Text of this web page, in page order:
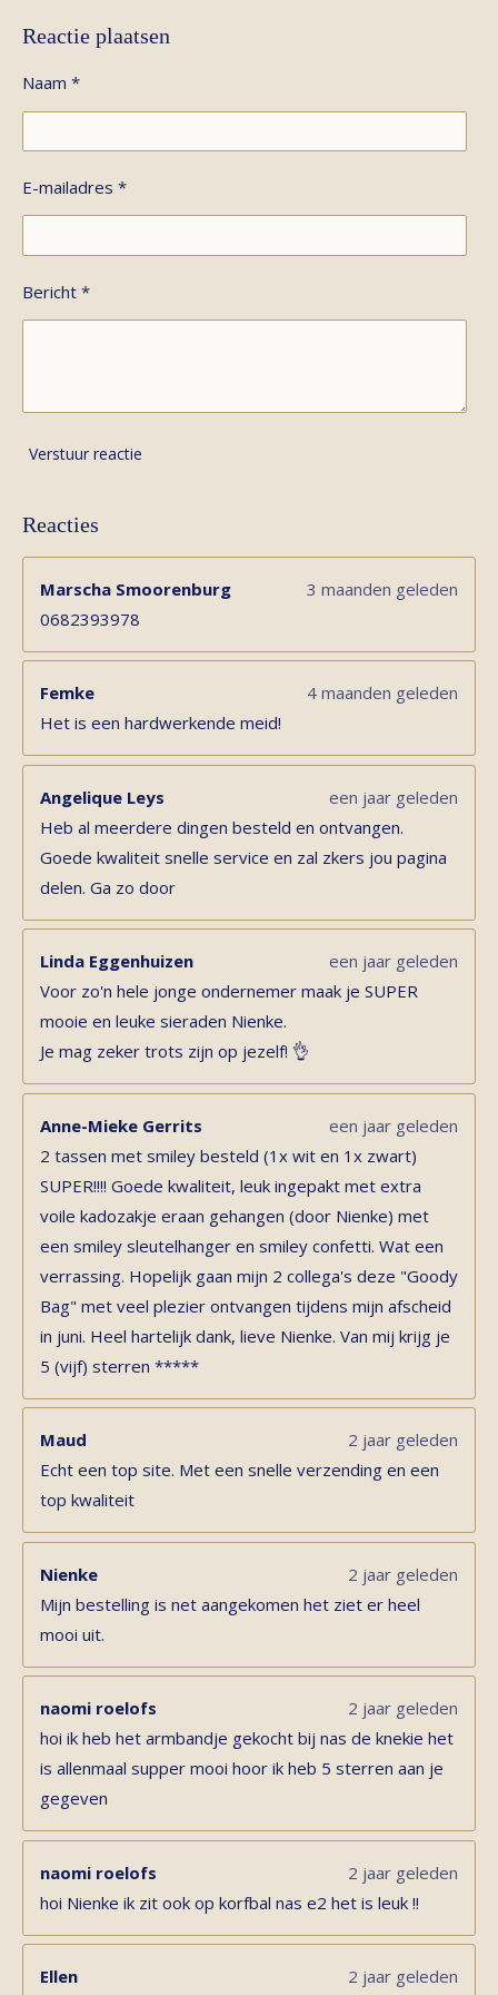
Reactie plaatsen
Naam *
E-mailadres *
Bericht *
Verstuur reactie
Reacties
Marscha Smoorenburg
3 maanden geleden
0682393978
Femke
4 maanden geleden
Het is een hardwerkende meid!
Angelique Leys
een jaar geleden
Heb al meerdere dingen besteld en ontvangen.
Goede kwaliteit snelle service en zal zkers jou pagina
delen. Ga zo door
Linda Eggenhuizen
een jaar geleden
Voor zo'n hele jonge ondernemer maak je SUPER
mooie en leuke sieraden Nienke.
Je mag zeker trots zijn op jezelf! 👌
Anne-Mieke Gerrits
een jaar geleden
2 tassen met smiley besteld (1x wit en 1x zwart)
SUPER!!!! Goede kwaliteit, leuk ingepakt met extra
voile kadozakje eraan gehangen (door Nienke) met
een smiley sleutelhanger en smiley confetti. Wat een
verrassing. Hopelijk gaan mijn 2 collega's deze "Goody
Bag" met veel plezier ontvangen tijdens mijn afscheid
in juni. Heel hartelijk dank, lieve Nienke. Van mij krijg je
5 (vijf) sterren *****
Maud
2 jaar geleden
Echt een top site. Met een snelle verzending en een
top kwaliteit
Nienke
2 jaar geleden
Mijn bestelling is net aangekomen het ziet er heel
mooi uit.
naomi roelofs
2 jaar geleden
hoi ik heb het armbandje gekocht bij nas de knekie het
is allenmaal supper mooi hoor ik heb 5 sterren aan je
gegeven
naomi roelofs
2 jaar geleden
hoi Nienke ik zit ook op korfbal nas e2 het is leuk !!
Ellen 2 jaar geleden